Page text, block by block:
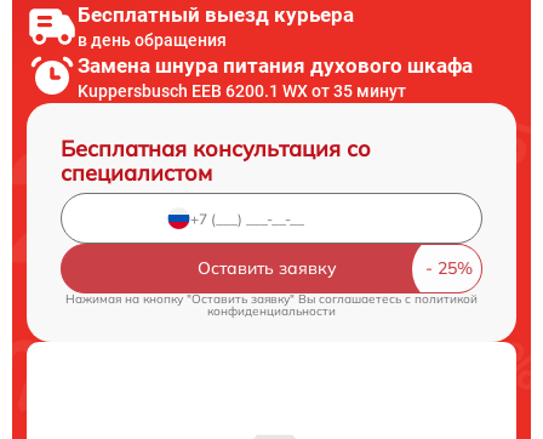
Бесплатный выезд курьера
в день обращения
Замена шнура питания духового шкафа
Kuppersbusch EEB 6200.1 WX от 35 минут
Бесплатная консультация со
специалистом
Оставить заявку
Нажимая на кнопку "Оставить заявку" Вы соглашаетесь cполитикой
конфиденциальности